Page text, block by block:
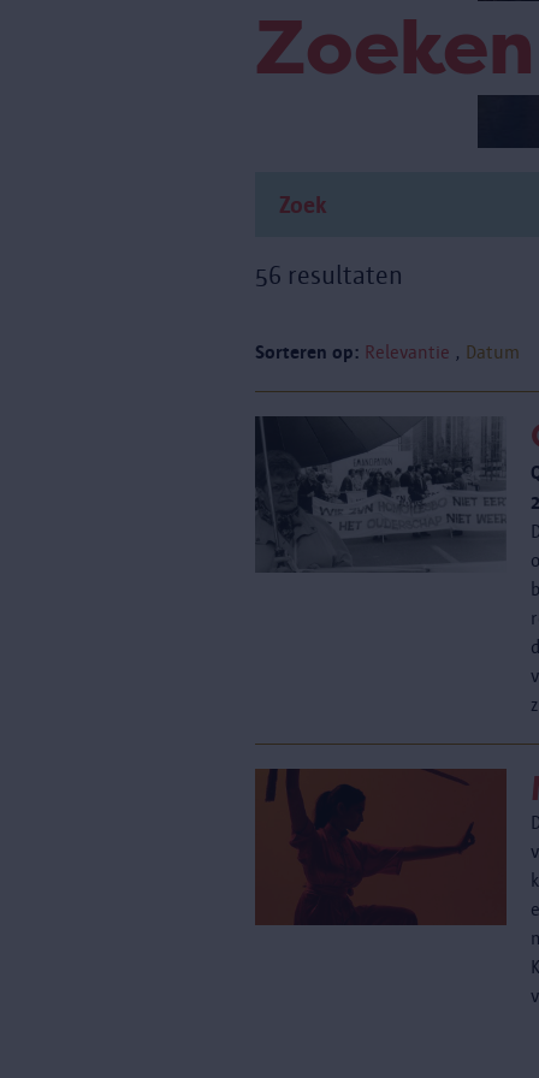
Zoeken
56 resultaten
Sorteren op: Relevantie Datum